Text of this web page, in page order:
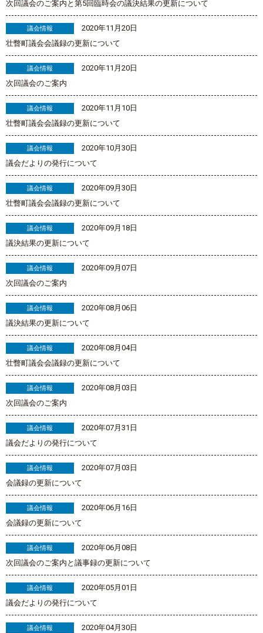
次回議会のご案内と第5回臨時会の議決結果の更新について
議会情報
2020年11月20日
壮瞥町議会会議録の更新について
議会情報
2020年11月20日
次回議会のご案内
議会情報
2020年11月10日
壮瞥町議会会議録の更新について
議会情報
2020年10月30日
議会だよりの発行について
議会情報
2020年09月30日
壮瞥町議会会議録の更新について
議会情報
2020年09月18日
議決結果の更新について
議会情報
2020年09月07日
次回議会のご案内
議会情報
2020年08月06日
議決結果の更新について
議会情報
2020年08月04日
壮瞥町議会会議録の更新について
議会情報
2020年08月03日
次回議会のご案内
議会情報
2020年07月31日
議会だよりの発行について
議会情報
2020年07月03日
会議録の更新について
議会情報
2020年06月16日
会議録の更新について
議会情報
2020年06月08日
次回議会のご案内と議事録の更新について
議会情報
2020年05月01日
議会だよりの発行について
議会情報
2020年04月30日